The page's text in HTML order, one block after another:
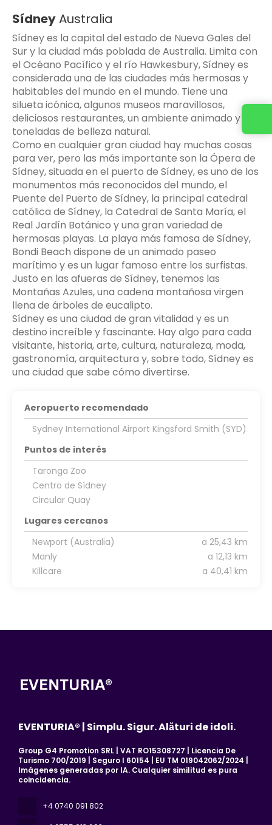
SídneyAustralia
Sídney es la capital del estado de Nueva Gales del
Sur y la ciudad más poblada de Australia. Limita con
el Océano Pacífico y el río Hawkesbury, Sídney es
considerada una de las ciudades más hermosas y
habitables del mundo en el mundo. Tiene una
silueta icónica, algunos museos maravillosos,
deliciosos restaurantes, un ambiente animado y
toneladas de belleza natural.
Como en cualquier gran ciudad hay muchas cosas
para ver, pero las más importante son la Ópera de
Sídney, situada en el puerto de Sídney, es uno de los
monumentos más reconocidos del mundo, el
Puente del Puerto de Sídney, la principal catedral
católica de Sídney, la Catedral de Santa María, el
Real Jardín Botánico y una gran variedad de
hermosas playas. La playa más famosa de Sídney,
Bondi Beach dispone de un animado paseo
marítimo y es un lugar famoso entre los surfistas.
Justo en las afueras de Sídney, tenemos las
Montañas Azules, una cadena montañosa virgen
llena de árboles de eucalipto.
Sídney es una ciudad de gran vitalidad y es un
destino increíble y fascinante. Hay algo para cada
visitante, historia, arte, cultura, naturaleza, moda,
gastronomía, arquitectura y, sobre todo, Sídney es
Aeropuerto recomendado
Sydney International Airport Kingsford Smith (SYD)
Puntos de interés
Taronga Zoo
Centro de Sídney
Circular Quay
Lugares cercanos
Newport (Australia)
a 25,43 km
Manly
a 12,13 km
Killcare
a 40,41 km
EVENTURIA® | Simplu. Sigur. Alături de idoli.
Group G4 Promotion SRL | VAT RO15308727 | Licencia De
Turismo 700/2019 | Seguro I 60154 | EU TM 019042062/2024 |
Imágenes generadas por IA. Cualquier similitud es pura
coincidencia.
+4 0740 091 802